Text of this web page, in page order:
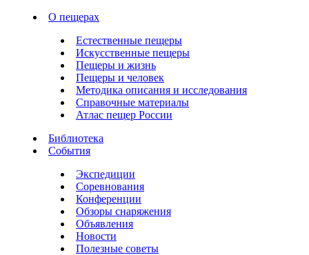
О пещерах
Естественные пещеры
Искусственные пещеры
Пещеры и жизнь
Пещеры и человек
Методика описания и исследования
Справочные материалы
Атлас пещер России
Библиотека
События
Экспедиции
Соревнования
Конференции
Обзоры снаряжения
Объявления
Новости
Полезные советы